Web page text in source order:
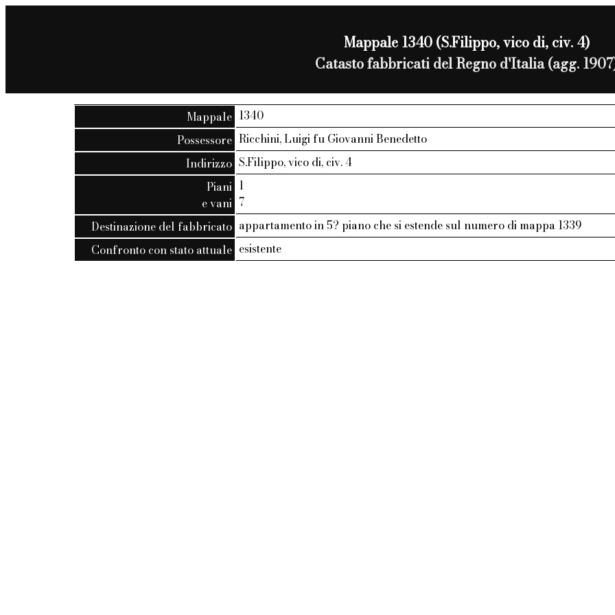
Mappale 1340 (S.Filippo, vico di, civ. 4)
Catasto fabbricati del Regno d'Italia (agg.
Mappale 1340
Possessore Ricchini, Luigi fu Giovanni Benedetto
Indirizzo S.Filippo, vico di, civ. 4
Piani
e vani
1
7
Destinazione del fabbricato appartamento in 5? piano che si estende sul numero di mappa 1339
Confronto con stato attuale esistente